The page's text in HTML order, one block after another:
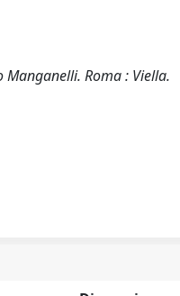
Roma : Viella.